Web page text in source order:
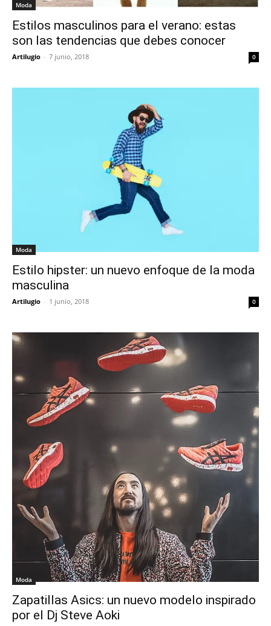
Moda
Estilos masculinos para el verano: estas
son las tendencias que debes conocer
Artilugio - 7 junio, 2018 0
Moda
Estilo hipster: un nuevo enfoque de la moda
masculina
Artilugio - 1 junio, 2018 0
Moda
Zapatillas Asics: un nuevo modelo inspirado
por el Dj Steve Aoki